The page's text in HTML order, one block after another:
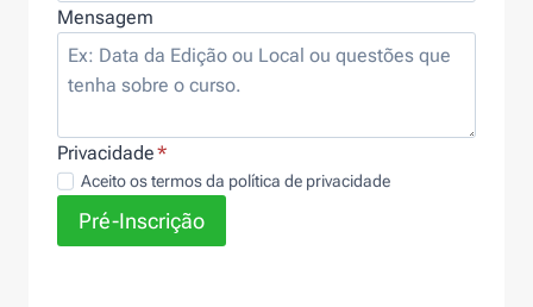
Mensagem
Privacidade*
Aceito os termos da política de privacidade
Pré-Inscrição